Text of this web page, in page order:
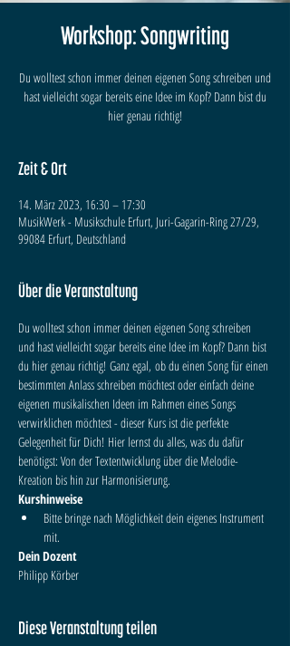
Workshop: Songwriting
Du wolltest schon immer deinen eigenen Song schreiben und
hast vielleicht sogar bereits eine Idee im Kopf? Dann bist du
hier genau richtig!
Zeit & Ort
14. März 2023, 16:30 – 17:30
MusikWerk - Musikschule Erfurt, Juri-Gagarin-Ring 27/29,
99084 Erfurt, Deutschland
Über die Veranstaltung
Du wolltest schon immer deinen eigenen Song schreiben
und hast vielleicht sogar bereits eine Idee im Kopf? Dann bist
du hier genau richtig! Ganz egal, ob du einen Song für einen
bestimmten Anlass schreiben möchtest oder einfach deine
eigenen musikalischen Ideen im Rahmen eines Songs
verwirklichen möchtest - dieser Kurs ist die perfekte
Gelegenheit für Dich! Hier lernst du alles, was du dafür
benötigst: Von der Textentwicklung über die Melodie-
Kreation bis hin zur Harmonisierung.
Kurshinweise
Bitte bringe nach Möglichkeit dein eigenes Instrument
mit.
Dein Dozent
Philipp Körber
Diese Veranstaltung teilen